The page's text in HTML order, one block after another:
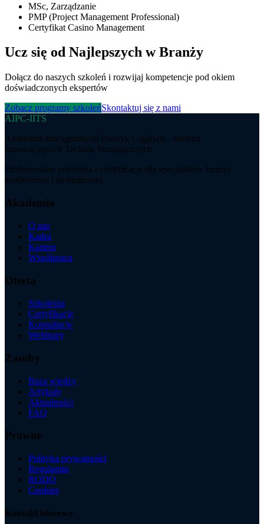
MSc, Zarządzanie
PMP (Project Management Professional)
Certyfikat Casino Management
Ucz się od Najlepszych w Branży
Dołącz do naszych szkoleń i rozwijaj kompetencje pod okiem
doświadczonych ekspertów
Zobacz programy szkoleńSkontaktuj się z nami
AIPC-IITS
Akademia Inteligentnych Praktyk Ciągłych - Instytut
Innowacyjnych Technik Strategicznych
Profesjonalne szkolenia i certyfikacje dla specjalistów branży
analitycznej i strategicznej.
Akademia
O nas
Kadra
Kariera
Współpraca
Oferta
Szkolenia
Certyfikacje
Konsultacje
Webinary
Zasoby
Baza wiedzy
Artykuły
Aktualności
FAQ
Prawne
Polityka prywatności
Regulamin
RODO
Cookies
Kontakt biurowy